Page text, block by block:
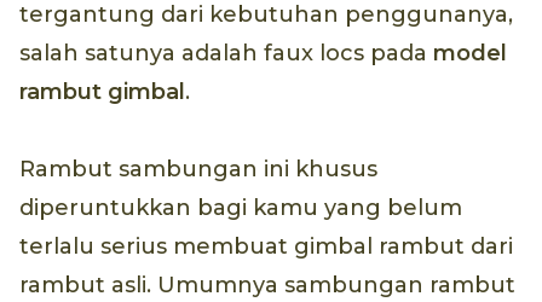
tergantung dari kebutuhan penggunanya,
salah satunya adalah faux locs pada model
rambut gimbal .
Rambut sambungan ini khusus
diperuntukkan bagi kamu yang belum
terlalu serius membuat gimbal rambut dari
rambut asli. Umumnya sambungan rambut